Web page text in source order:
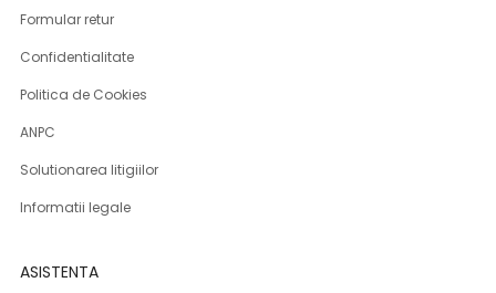
Formular retur
Confidentialitate
Politica de Cookies
ANPC
Solutionarea litigiilor
Informatii legale
ASISTENTA